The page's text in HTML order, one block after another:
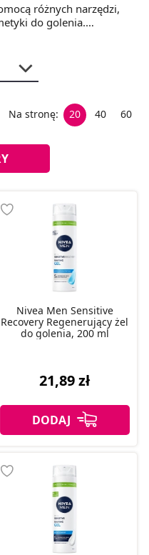
różnych narzędzi,
do golenia.
składy i
specyfiku, gdyż
i
sięgnąć po żel?
Na stronę: 20 40 60
Nivea Men Sensitive
Recovery Regenerujący żel
do golenia, 200 ml
21,89 zł